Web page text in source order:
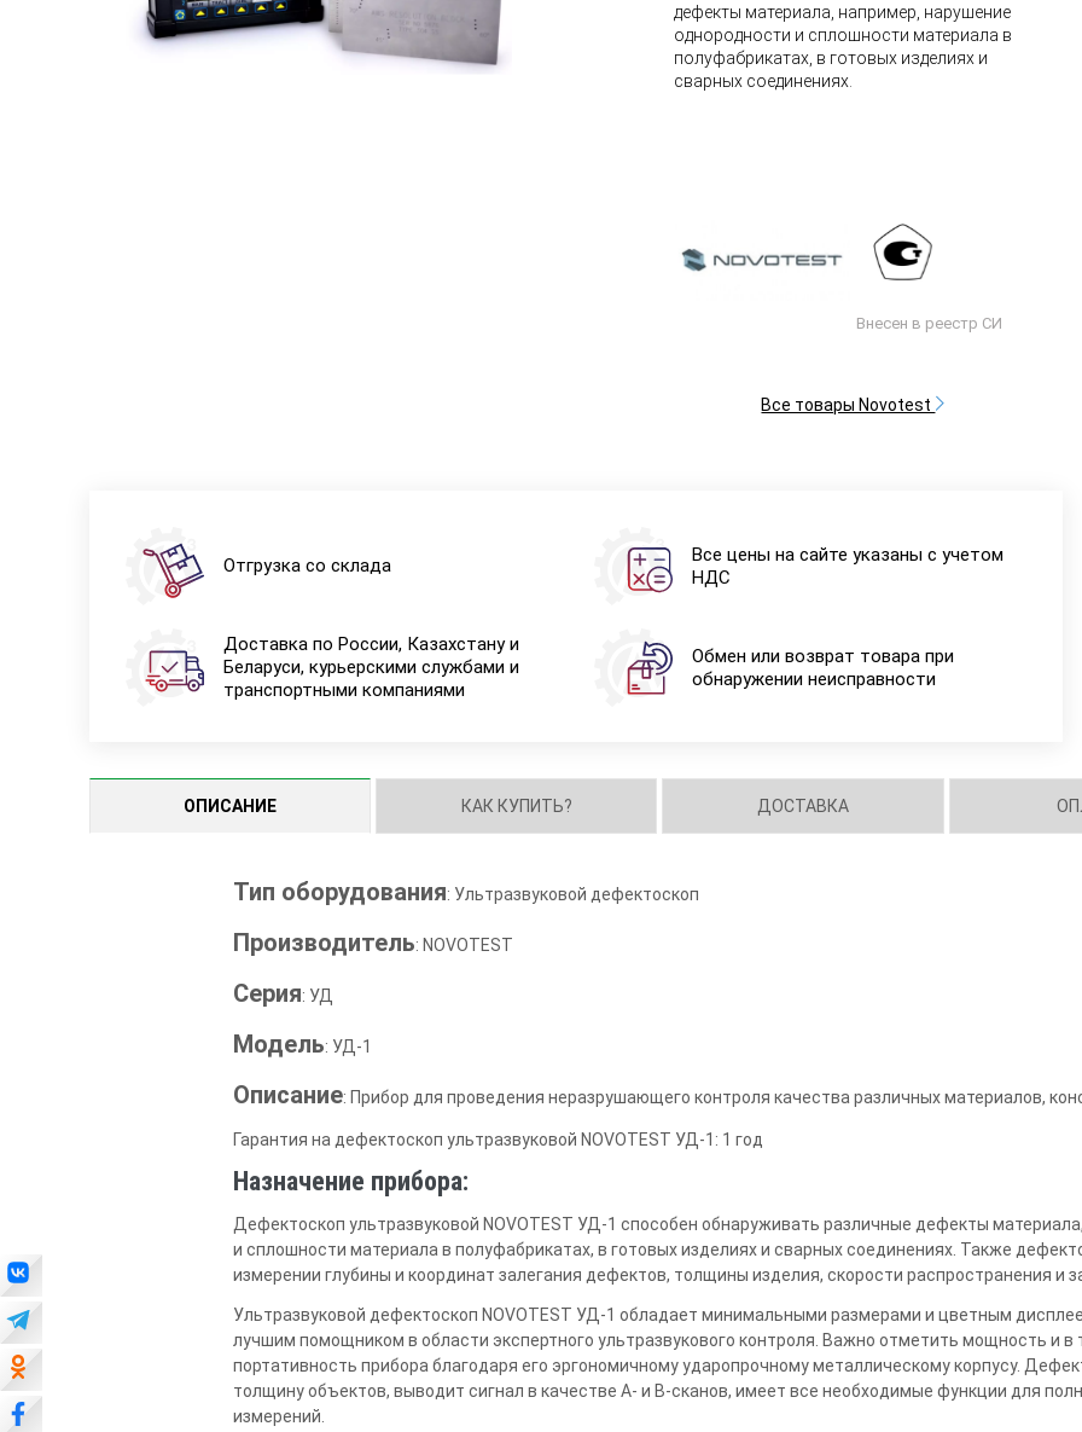
дефекты материала, например, нарушение
однородности и сплошности материала в
полуфабрикатах, в готовых изделиях и
сварных соединениях.
Внесен в реестр СИ
Все товары Novotest
Отгрузка со склада
Все цены на сайте указаны с учетом
НДС
Доставка по России, Казахстану и
Беларуси, курьерскими службами и
транспортными компаниями
Обмен или возврат товара при
обнаружении неисправности
ОПИСАНИЕ КАК КУПИТЬ? ДОСТАВКА
Тип оборудования: Ультразвуковой дефектоскоп
Производитель: NOVOTEST
Серия: УД
Модель: УД-1
Описание: Прибор для проведения неразрушающего контроля качества различных материалов,
Гарантия на дефектоскоп ультразвуковой NOVOTEST УД-1: 1 год
Назначение прибора:
Дефектоскоп ультразвуковой NOVOTEST УД-1 способен обнаруживать различные дефекты
и сплошности материала в полуфабрикатах, в готовых изделиях и сварных соединениях. Также
измерении глубины и координат залегания дефектов, толщины изделия, скорости распространения и
Ультразвуковой дефектоскоп NOVOTEST УД-1 обладает минимальными размерами и цветным
лучшим помощником в области экспертного ультразвукового контроля. Важно отметить мощность и в
портативность прибора благодаря его эргономичному ударопрочному металлическому корпусу.
толщину объектов, выводит сигнал в качестве А- и B-сканов, имеет все необходимые функции для
измерений.